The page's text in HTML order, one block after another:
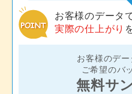
お客様のデータ
実際の仕上がり
お客様のデ
ご希望のバ
無料サ